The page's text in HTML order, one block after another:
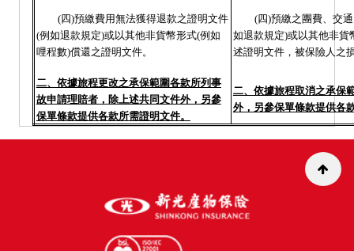
(四)預繳費用無法獲得退款之證明文件
(例如退款規定)或以其他非貨幣形式(例如
哩程數)償還之證明文件。
(四)預繳之團費、交
如退款規定)或以其他非貨
述證明文件，被保險人之
二、依據旅程更改之承保範圍各款所列事
故申請理賠者，除上述共同文件外，另參
保單條款提供各款所需證明文件。
二、依據旅程取消之承保
外，另參保單條款提供各